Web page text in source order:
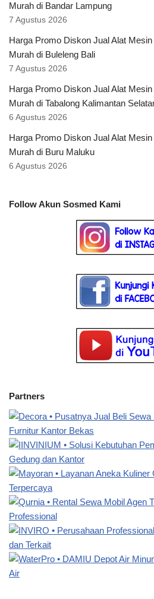
Murah di Bandar Lampung
7 Agustus 2026
Harga Promo Diskon Jual Alat
Murah di Buleleng Bali
7 Agustus 2026
Harga Promo Diskon Jual Alat
Murah di Tabalong Kalimantan
6 Agustus 2026
Harga Promo Diskon Jual Alat
Murah di Buru Maluku
6 Agustus 2026
Follow Akun Sosmed Kami
Partners